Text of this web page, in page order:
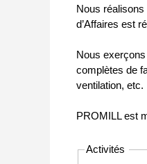
Nous réalisons
d’Affaires est
Nous
complètes de
ventilation, etc.
PROMILL est
Activités